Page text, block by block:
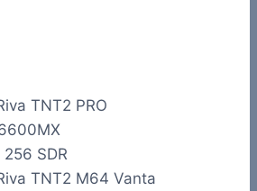
TNT2 PRO
256 SDR
TNT2 M64 Vanta